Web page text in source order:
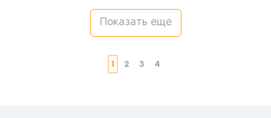
Показать еще
1 2 3 4